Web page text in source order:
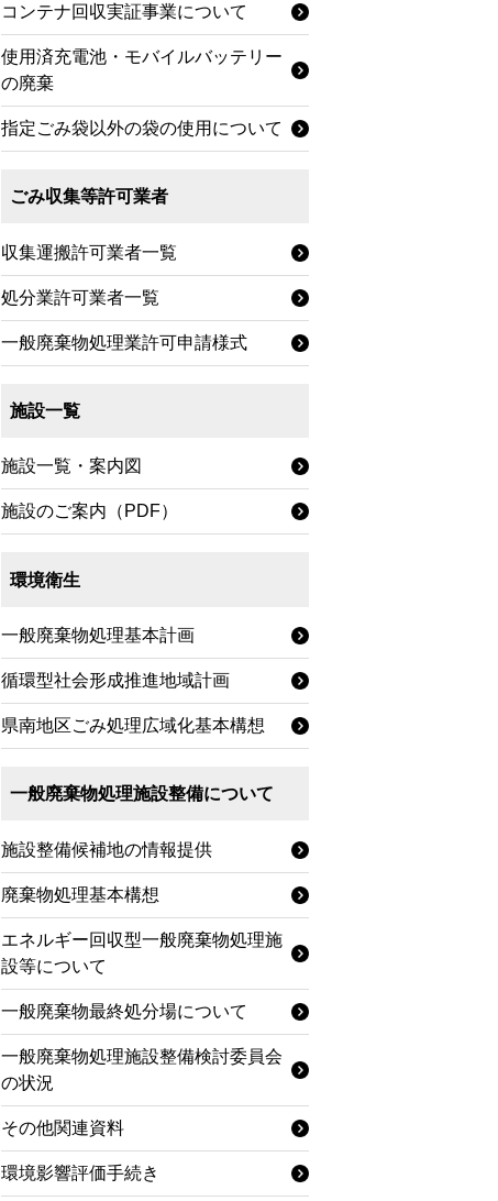
コンテナ回収実証事業について
使用済充電池・モバイルバッテリー
の廃棄
指定ごみ袋以外の袋の使用について
ごみ収集等許可業者
収集運搬許可業者一覧
処分業許可業者一覧
一般廃棄物処理業許可申請様式
施設一覧
施設一覧・案内図
施設のご案内（PDF）
環境衛生
一般廃棄物処理基本計画
循環型社会形成推進地域計画
県南地区ごみ処理広域化基本構想
一般廃棄物処理施設整備について
施設整備候補地の情報提供
廃棄物処理基本構想
エネルギー回収型一般廃棄物処理施
設等について
一般廃棄物最終処分場について
一般廃棄物処理施設整備検討委員会
の状況
その他関連資料
環境影響評価手続き